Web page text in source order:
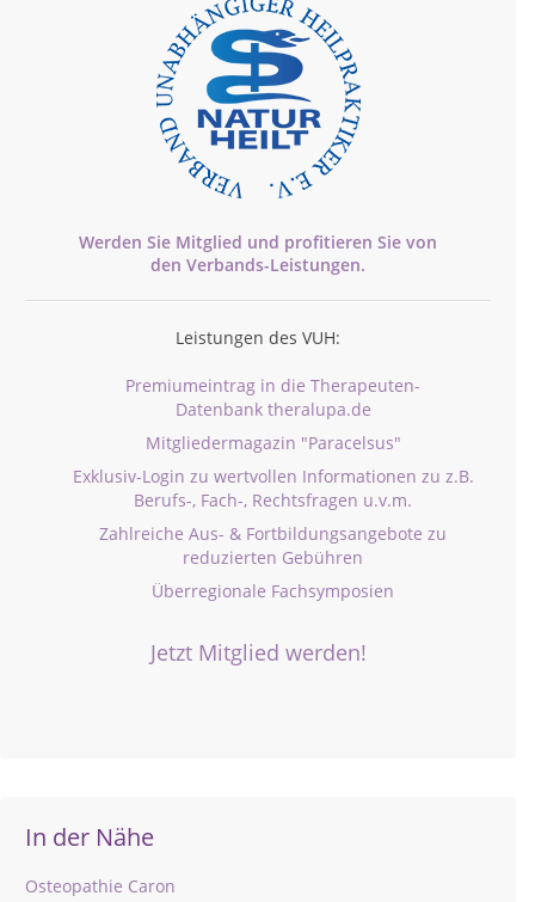
Werden Sie Mitglied und profitieren Sie von
den Verbands-Leistungen.
Leistungen des VUH:
Premiumeintrag in die Therapeuten-
Datenbank theralupa.de
Mitgliedermagazin "Paracelsus"
Exklusiv-Login zu wertvollen Informationen zu z.B.
Berufs-, Fach-, Rechtsfragen u.v.m.
Zahlreiche Aus- & Fortbildungsangebote zu
reduzierten Gebühren
Überregionale Fachsymposien
Jetzt Mitglied werden!
In der Nähe
Osteopathie Caron